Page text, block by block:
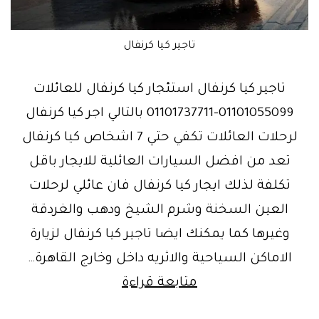
تاجير كيا كرنفال
تاجير كيا كرنفال استئجار كيا كرنفال للعائلات
01101055099-01101737711 بالتالي اجر كيا كرنفال
لرحلات العائلات تكفي حتي 7 اشخاص كيا كرنفال
تعد من افضل السيارات العائلية للايجار باقل
تكلفة لذلك ايجار كيا كرنفال فان عائلي لرحلات
العين السخنة وشرم الشيخ ودهب والغردقة
وغيرها كما يمكنك ايضا تاجير كيا كرنفال لزيارة
الاماكن السياحية والاثريه داخل وخارج القاهرة…
متابعة قراءةايجار